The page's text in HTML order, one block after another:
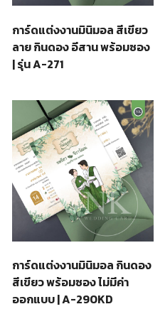
การ์ดแต่งงานมินิมอล สีเขียว
ลาย กินดอง อีสาน พร้อมซอง
| รุ่น A-271
การ์ดแต่งงานมินิมอล กินดอง
สีเขียว พร้อมซอง ไม่มีค่า
ออกแบบ | A-290KD